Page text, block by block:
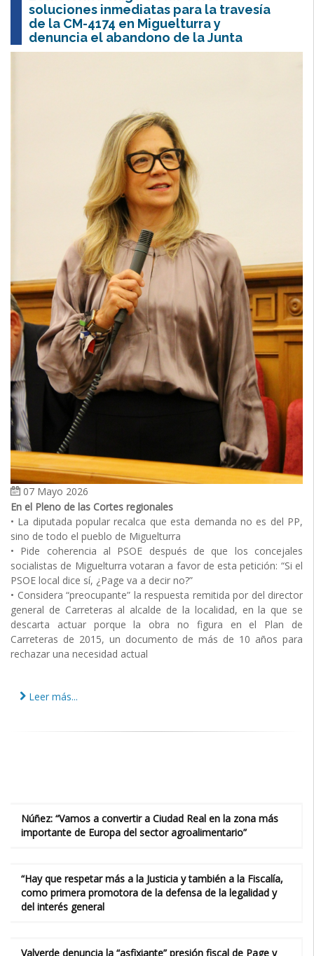
soluciones inmediatas para la travesía
de la CM-4174 en Miguelturra y
denuncia el abandono de la Junta
07 Mayo 2026
En el Pleno de las Cortes regionales
• La diputada popular recalca que esta demanda no es del PP,
sino de todo el pueblo de Miguelturra
• Pide coherencia al PSOE después de que los concejales
socialistas de Miguelturra votaran a favor de esta petición: “Si el
PSOE local dice sí, ¿Page va a decir no?”
• Considera “preocupante” la respuesta remitida por del director
general de Carreteras al alcalde de la localidad, en la que se
descarta actuar porque la obra no figura en el Plan de
Carreteras de 2015, un documento de más de 10 años para
rechazar una necesidad actual
Leer más...
Núñez: “Vamos a convertir a Ciudad Real en la zona más
importante de Europa del sector agroalimentario”
“Hay que respetar más a la Justicia y también a la Fiscalía,
como primera promotora de la defensa de la legalidad y
del interés general
Valverde denuncia la “asfixiante” presión fiscal de Page y